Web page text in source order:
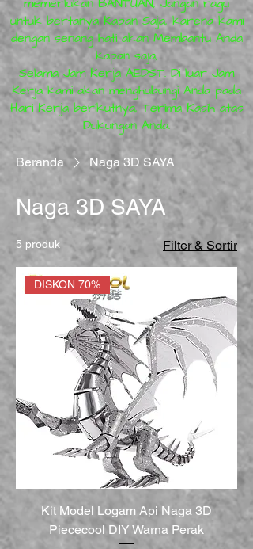
untuk bertanya Kapan Saja, karena kami
dengan senang hati akan Membantu Anda
kapan saja,
Selama Jam Kerja AEDST. Di luar Jam
Kerja kami akan menghubungi Anda pada
Hari Kerja berikutnya, Terima Kasih atas
Dukungan Anda.
Beranda Naga 3D SAYA
Naga 3D SAYA
5 produk Filter & Sortir
DISKON 70%
Kit Model Logam Api Naga 3D
Piececool DIY Warna Perak